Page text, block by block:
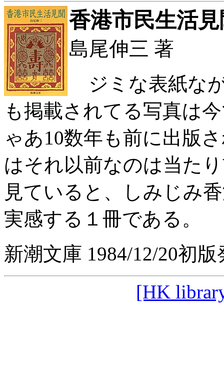
香港市民生活
島尾伸三 著
ジミな表紙な
も掲載されてる写真は
ゃあ10数年も前に出版
はそれ以前なのは当た
見ていると、しみじみ
実感する１冊である。
新潮文庫 1984/12/20初
[HK